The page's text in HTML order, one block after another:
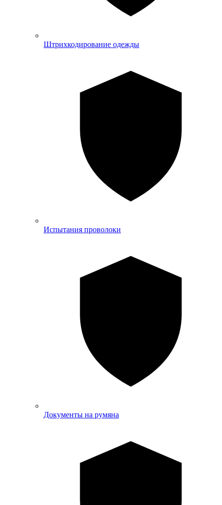
Штрихкодирование одежды
Испытания проволоки
Документы на румяна